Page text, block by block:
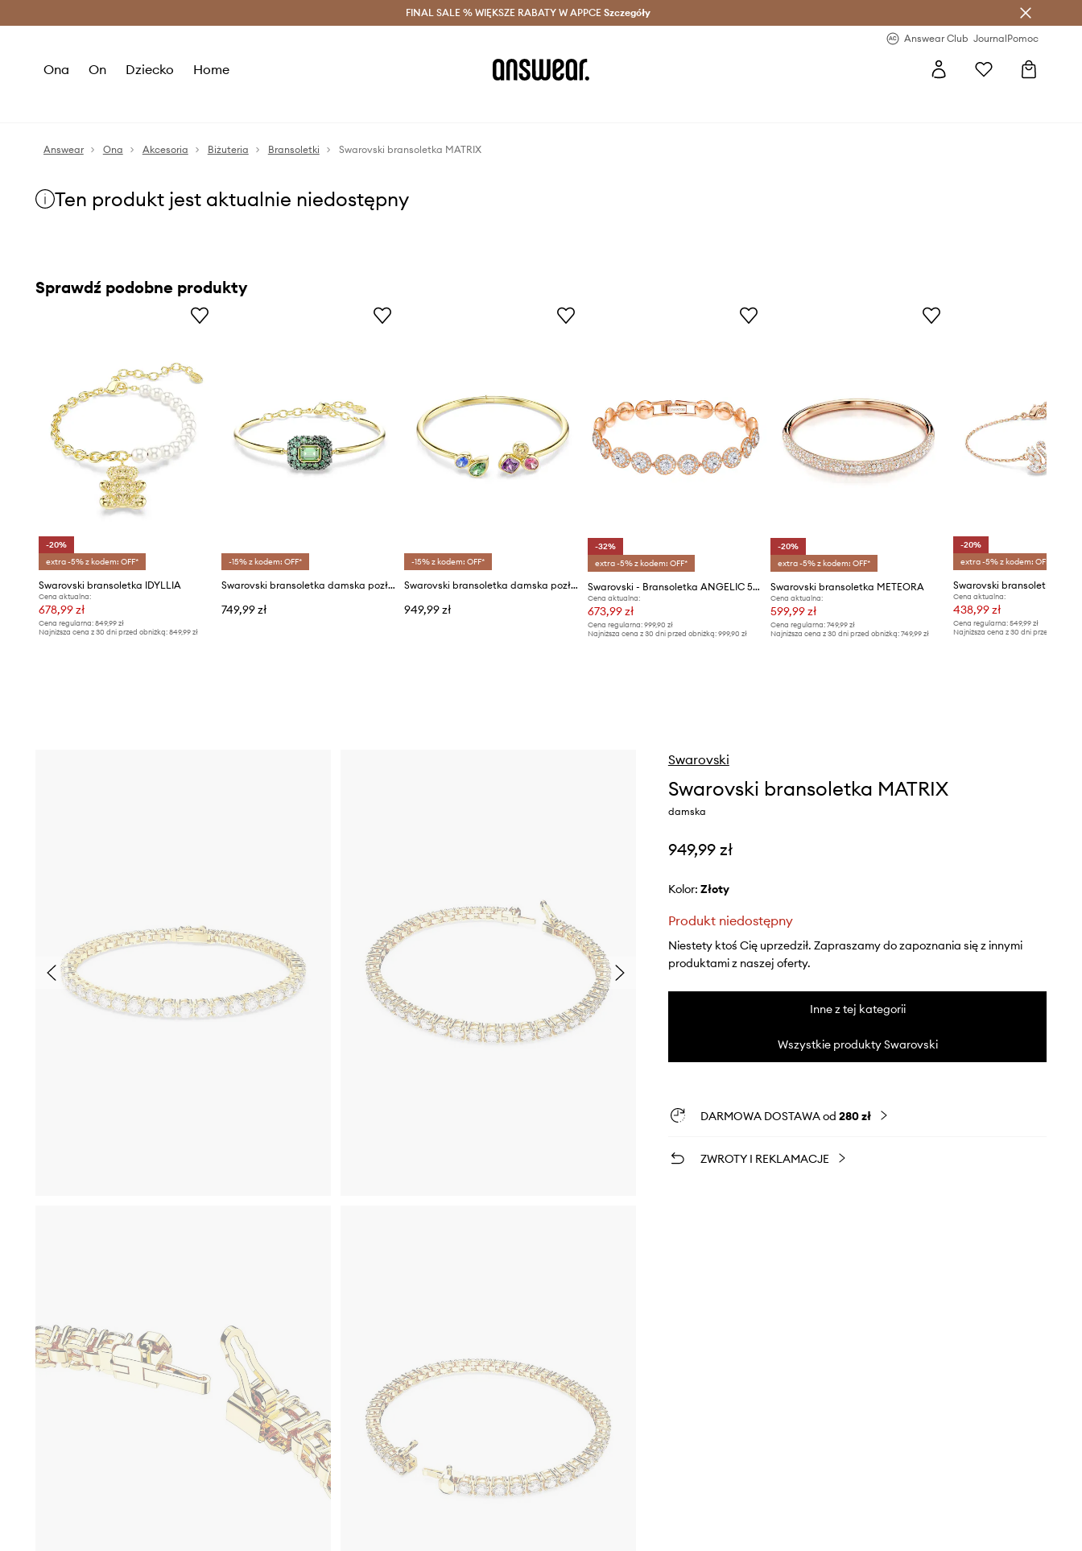
Oszczędzaj z Answear Club > Dostawa nawet w 24h >
FINAL SALE % WIĘKSZE RABATY W APPCE Szczegóły
Answear Club JournalPomoc
Ona On Dziecko Home
Answear Ona Akcesoria Biżuteria Bransoletki Swarovski bransoletka MATRIX
Ten produkt jest aktualnie niedostępny
Sprawdź podobne produkty
-20%
extra -5% z kodem: OFF*
Swarovski bransoletka IDYLLIA
Cena aktualna:
678,99 zł
Cena regularna: 849,99 zł
Najniższa cena z 30 dni przed obniżką: 849,99 zł
-15% z kodem: OFF*
Swarovski bransoletka damska pozłacana z cyrkonią SUBLIMA
749,99 zł
-15% z kodem: OFF*
Swarovski bransoletka damska pozłacana z cyrkonią IMBER
949,99 zł
-32%
extra -5% z kodem: OFF*
Swarovski - Bransoletka ANGELIC 5240513
Cena aktualna:
673,99 zł
Cena regularna: 999,90 zł
Najniższa cena z 30 dni przed obniżką: 999,90 zł
-20%
extra -5% z kodem: OFF*
Swarovski bransoletka METEORA
Cena aktualna:
599,99 zł
Cena regularna:749,99 zł
Najniższa cena z 30 dni przed obniżką:749,99 zł
-20%
extra -5% z kodem: OFF*
Swarovski bransoletka
Cena aktualna:
438,99 zł
Cena regularna: 549,99 zł
Najniższa cena z 30 dni przed obniżką:
Swarovski
Swarovski bransoletka MATRIX
damska
949,99 zł
Kolor: złoty
Produkt niedostępny
Niestety ktoś Cię uprzedził. Zapraszamy do zapoznania się z innymi
produktami z naszej oferty.
Inne z tej kategorii
Wszystkie produkty Swarovski
DARMOWA DOSTAWA od 280 zł
ZWROTY I REKLAMACJE